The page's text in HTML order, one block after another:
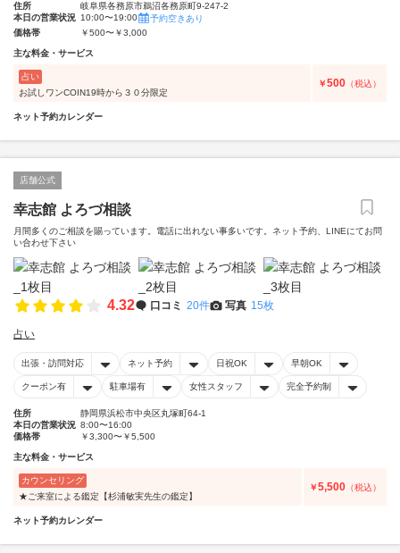
住所
岐阜県各務原市鵜沼各務原町9-247-2
本日の営業状況 10:00〜19:00
予約空きあり
価格帯
￥500〜￥3,000
主な料金・サービス
占い
お試しワンCOIN19時から３０分限定
￥500 （税込）
ネット予約カレンダー
店舗公式
幸志館 よろづ相談
月間多くのご相談を賜っています。電話に出れない事多いです。ネット予約、LINEにてお問
い合わせ下さい
4.32 口コミ 20件 写真 15枚
占い
出張・訪問対応 ネット予約 日祝OK 早朝OK
クーポン有 駐車場有 女性スタッフ 完全予約制
住所
静岡県浜松市中央区丸塚町64-1
本日の営業状況 8:00〜16:00
価格帯
￥3,300〜￥5,500
主な料金・サービス
カウンセリング
★ご来室による鑑定【杉浦敏実先生の鑑定】
￥5,500 （税込）
ネット予約カレンダー